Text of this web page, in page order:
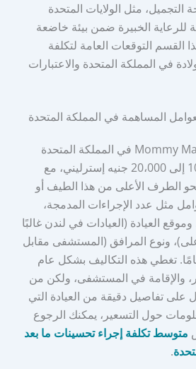
التجميل، مثل الولايات المتحدة
للرعاية الخبيرة ضمن بيئة خاضعة
القسم التوقعات العامة لتكلفة
في المملكة المتحدة والاعتبارات
المساهمة في المملكة المتحدة
تكاليف إجراء Mommy Makeover في المملكة المتحدة
تتراوح عادةً من 10،000 إلى 20،000 جنيه إسترليني، مع
الطرف الأعلى من هذا الطيف أو
مثل عدد الإجراءات المدمجة،
العيادة (العيادات في لندن غالبًا
ونوع المرافق (المستشفى مقابل
تغطي هذه التكاليف بشكل عام
والإقامة في المستشفى، ولكن من
على تفاصيل دقيقة من العيادة التي
حول التسعير، يمكنك الرجوع
متوسط تكلفة إجراء تحسينات ما بعد
.